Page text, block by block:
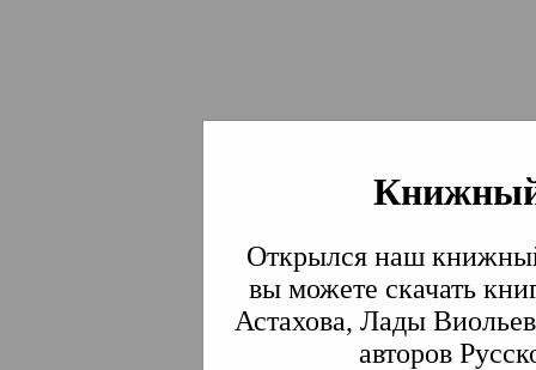
Открылся наш
вы можете скачать
Астахова, Лады
авторов
Институт
Традиции СВА